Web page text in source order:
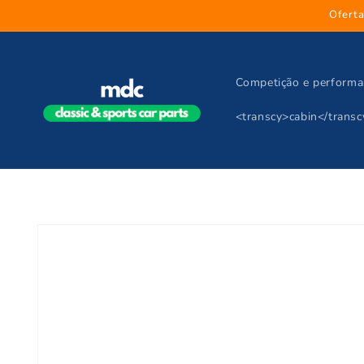
Competição e
<transcy>cabin</